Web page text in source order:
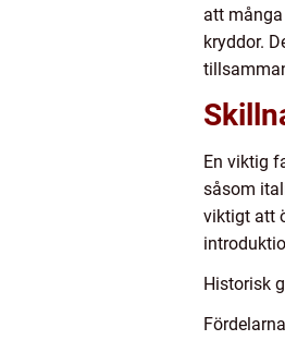
att
kryddor.
En viktig
såsom
viktigt att
Historisk